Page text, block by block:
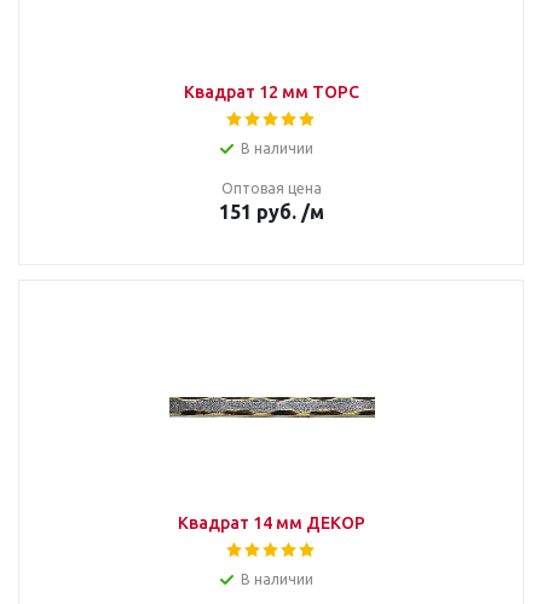
Квадрат 12 мм ТОРС
В наличии
Оптовая цена
151 руб. /м
Квадрат 14 мм ДЕКОР
В наличии